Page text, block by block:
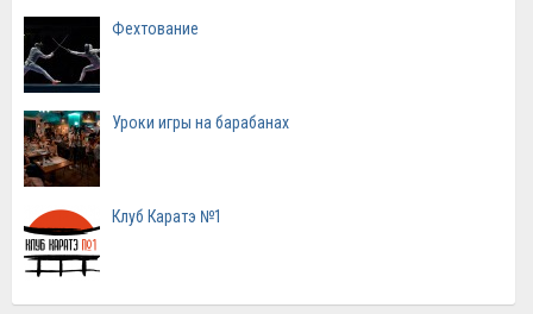
Фехтование
Уроки игры на барабанах
Клуб Каратэ №1